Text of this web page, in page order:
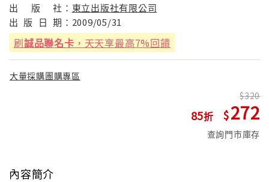
出
版 社： 東立出版社有限公司
出 版 日 期： 2009/05/31
刷誠品聯名卡 ，天天享最高7%回饋
大量採購團購專區
85
320
272
查詢門市庫存
內容簡介